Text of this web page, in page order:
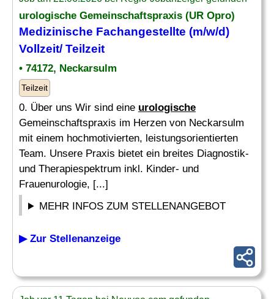
urologische Gemeinschaftspraxis (UR Opro)
Medizinische Fachangestellte (m/w/d)
Vollzeit/ Teilzeit
• 74172, Neckarsulm
Teilzeit
0. Über uns Wir sind eine urologische
Gemeinschaftspraxis im Herzen von Neckarsulm
mit einem hochmotivierten, leistungsorientierten
Team. Unsere Praxis bietet ein breites Diagnostik-
und Therapiespektrum inkl. Kinder- und
Frauenurologie, [...]
MEHR INFOS ZUM STELLENANGEBOT
▶ Zur Stellenanzeige